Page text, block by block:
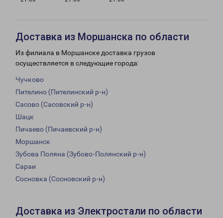
Доставка из Моршанска по области
Из филиала в Моршанске доставка грузов
осуществляется в следующие города:
Чучково
Пителино (Пителинский р-н)
Сасово (Сасовский р-н)
Шацк
Пичаево (Пичаевский р-н)
Моршанск
Зубова Поляна (Зубово-Полянский р-н)
Сараи
Сосновка (Сосновский р-н)
Доставка из Электростали по области